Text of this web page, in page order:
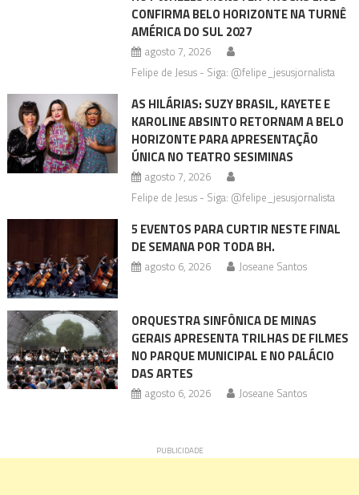
CONFIRMA BELO HORIZONTE NA TURNÊ
AMÉRICA DO SUL 2027
agosto 7, 2026
Felipe de Jesus - Siga: @felipe_jesusjornalista
AS HILÁRIAS: SUZY BRASIL, KAYETE E
KAROLINE ABSINTO RETORNAM A BELO
HORIZONTE PARA APRESENTAÇÃO
ÚNICA NO TEATRO SESIMINAS
agosto 7, 2026
Felipe de Jesus - Siga: @felipe_jesusjornalista
5 EVENTOS PARA CURTIR NESTE FINAL
DE SEMANA POR TODA BH.
agosto 6, 2026 Joseane Santos
ORQUESTRA SINFÔNICA DE MINAS
GERAIS APRESENTA TRILHAS DE FILMES
NO PARQUE MUNICIPAL E NO PALÁCIO
DAS ARTES
agosto 6, 2026 Joseane Santos